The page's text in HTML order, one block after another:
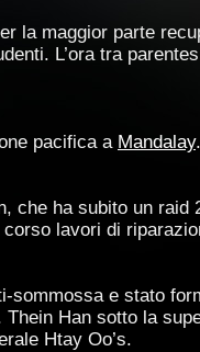
la maggior parte
L’ora tra
pacifica a Mandalay
che ha subito un raid
lavori di
sommossa e stato
Han sotto la
Htay Oo’s.